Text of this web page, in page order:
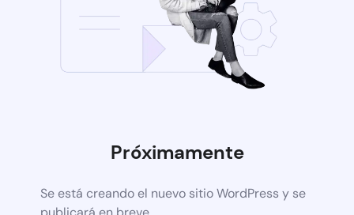
Próximamente
Se está creando el nuevo sitio WordPress y se